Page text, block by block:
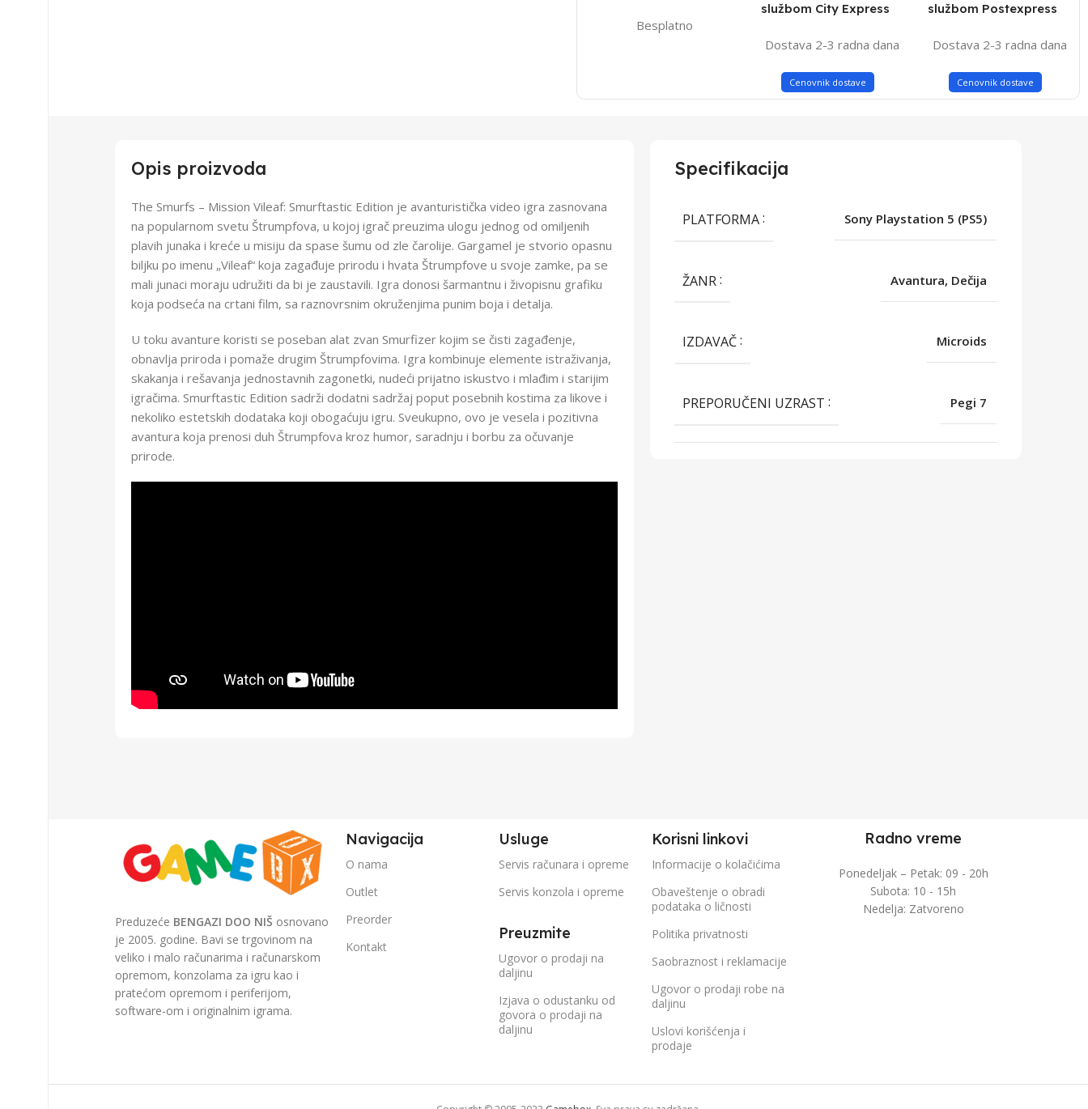
Besplatno
službom City Express
Dostava 2-3 radna dana
Cenovnik dostave
službom Postexpress
Dostava 2-3 radna dana
Cenovnik dostave
Opis proizvoda
The Smurfs – Mission Vileaf: Smurftastic Edition je avanturistička video igra zasnovana
na popularnom svetu Štrumpfova, u kojoj igrač preuzima ulogu jednog od omiljenih
plavih junaka i kreće u misiju da spase šumu od zle čarolije. Gargamel je stvorio opasnu
biljku po imenu „Vileaf“ koja zagađuje prirodu i hvata Štrumpfove u svoje zamke, pa se
mali junaci moraju udružiti da bi je zaustavili. Igra donosi šarmantnu i živopisnu grafiku
koja podseća na crtani film, sa raznovrsnim okruženjima punim boja i detalja.
U toku avanture koristi se poseban alat zvan Smurfizer kojim se čisti zagađenje,
obnavlja priroda i pomaže drugim Štrumpfovima. Igra kombinuje elemente istraživanja,
skakanja i rešavanja jednostavnih zagonetki, nudeći prijatno iskustvo i mlađim i starijim
igračima. Smurftastic Edition sadrži dodatni sadržaj poput posebnih kostima za likove i
nekoliko estetskih dodataka koji obogaćuju igru. Sveukupno, ovo je vesela i pozitivna
avantura koja prenosi duh Štrumpfova kroz humor, saradnju i borbu za očuvanje
prirode.
Specifikacija
PLATFORMA Sony Playstation 5 (PS5)
ŽANR Avantura, Dečija
IZDAVAČ Microids
PREPORUČENI UZRAST Pegi 7
Preduzeće BENGAZI DOO NIŠ osnovano
je 2005. godine. Bavi se trgovinom na
veliko i malo računarima i računarskom
opremom, konzolama za igru kao i
pratećom opremom i periferijom,
software-om i originalnim igrama.
Navigacija
O nama
Outlet
Preorder
Kontakt
Usluge
Servis računara i opreme
Servis konzola i opreme
Preuzmite
Ugovor o prodaji na
daljinu
Izjava o odustanku od
govora o prodaji na
daljinu
Korisni linkovi
Informacije o kolačićima
Obaveštenje o obradi
podataka o ličnosti
Politika privatnosti
Saobraznost i reklamacije
Ugovor o prodaji robe na
daljinu
Uslovi korišćenja i
prodaje
Radno vreme
Ponedeljak – Petak: 09 - 20h
Subota: 10 - 15h
Nedelja: Zatvoreno